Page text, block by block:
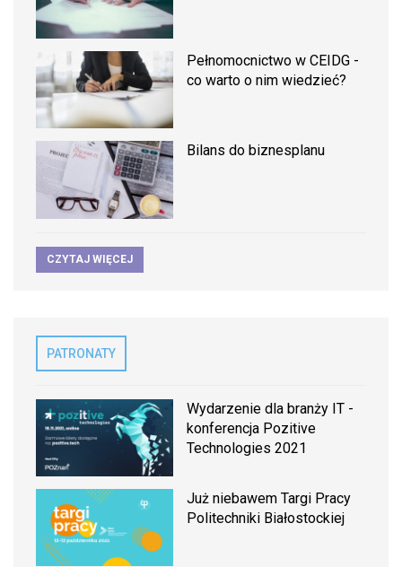
Pełnomocnictwo w CEIDG -
co warto o nim wiedzieć?
Bilans do biznesplanu
CZYTAJ WIĘCEJ
PATRONATY
Wydarzenie dla branży IT -
konferencja Pozitive
Technologies 2021
Już niebawem Targi Pracy
Politechniki Białostockiej